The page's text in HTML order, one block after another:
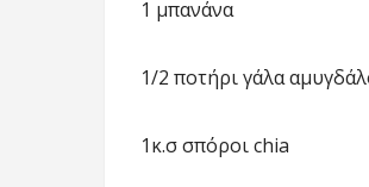
1 μπανάνα
1/2 ποτήρι γάλα
1κ.σ σπόροι chia